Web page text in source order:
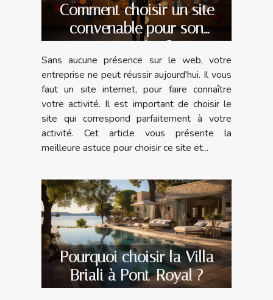
Comment choisir un site
convenable pour son
entreprise ?
Sans aucune présence sur le web, votre
entreprise ne peut réussir aujourd'hui. Il vous
faut un site internet, pour faire connaître
votre activité. Il est important de choisir le
site qui correspond parfaitement à votre
activité. Cet article vous présente la
meilleure astuce pour choisir ce site et...
Pourquoi choisir la Villa
Briali à Pont-Royal ?